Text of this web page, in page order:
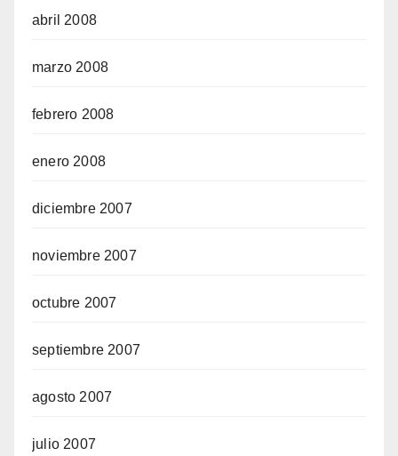
abril 2008
marzo 2008
febrero 2008
enero 2008
diciembre 2007
noviembre 2007
octubre 2007
septiembre 2007
agosto 2007
julio 2007